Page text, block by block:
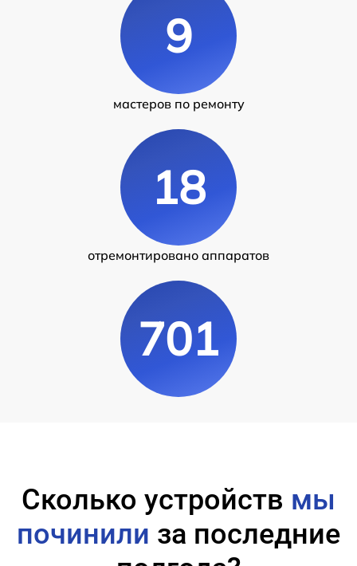
9
мастеров по ремонту
18
отремонтировано аппаратов
701
Сколько устройств мы
починили за последние